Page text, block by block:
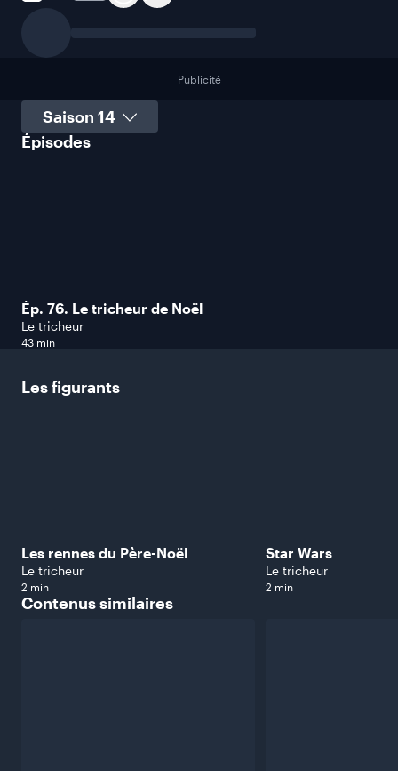
Publicité
Sélectionner une saison
Épisodes
Ép. 76. Le tricheur de Noël
Le tricheur
43 min
Lesfigurants
Les rennes du Père-Noël
Le tricheur
2 min
Star Wars
Le tricheur
2 min
Contenussimilaires